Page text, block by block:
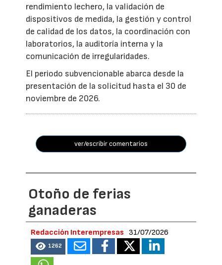
rendimiento lechero, la validación de
dispositivos de medida, la gestión y control
de calidad de los datos, la coordinación con
laboratorios, la auditoría interna y la
comunicación de irregularidades.
El periodo subvencionable abarca desde la
presentación de la solicitud hasta el 30 de
noviembre de 2026.
ver/escribir comentarios
Otoño de ferias
ganaderas
Redacción Interempresas 31/07/2026
1262